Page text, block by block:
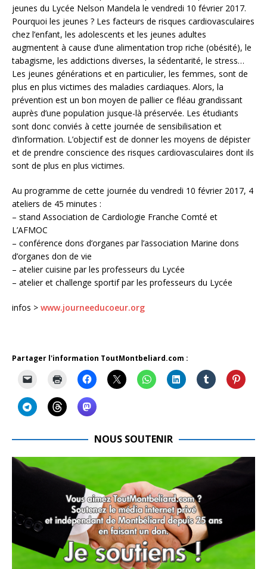
jeunes du Lycée Nelson Mandela le vendredi 10 février 2017.
Pourquoi les jeunes ? Les facteurs de risques cardiovasculaires
chez l’enfant, les adolescents et les jeunes adultes
augmentent à cause d’une alimentation trop riche (obésité), le
tabagisme, les addictions diverses, la sédentarité, le stress…
Les jeunes générations et en particulier, les femmes, sont de
plus en plus victimes des maladies cardiaques. Alors, la
prévention est un bon moyen de pallier ce fléau grandissant
auprès d’une population jusque-là préservée. Les étudiants
sont donc conviés à cette journée de sensibilisation et
d’information. L’objectif est de donner les moyens de dépister
et de prendre conscience des risques cardiovasculaires dont ils
sont de plus en plus victimes.
Au programme de cette journée du vendredi 10 février 2017, 4
ateliers de 45 minutes :
– stand Association de Cardiologie Franche Comté et
L’AFMOC
– conférence dons d’organes par l’association Marine dons
d’organes don de vie
– atelier cuisine par les professeurs du Lycée
– atelier et challenge sportif par les professeurs du Lycée
infos > www.journeeducoeur.org
Partager l'information ToutMontbeliard.com :
NOUS SOUTENIR